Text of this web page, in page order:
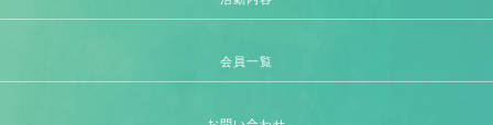
会員一覧